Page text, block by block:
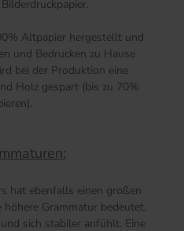
Altpapier hergestellt und
und Bedrucken zu Hause
bei der Produktion eine
Holz gespart (bis zu 70%
hat ebenfalls einen großen
Grammatur bedeutet,
sich stabiler anfühlt. Eine